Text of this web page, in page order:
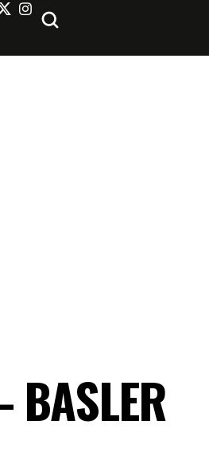
BASLER